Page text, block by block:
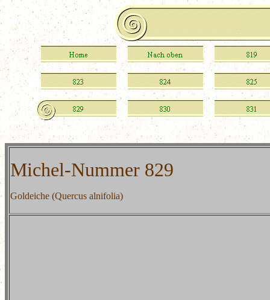
Michel-Nummer 829
Goldeiche (Quercus alnifolia)